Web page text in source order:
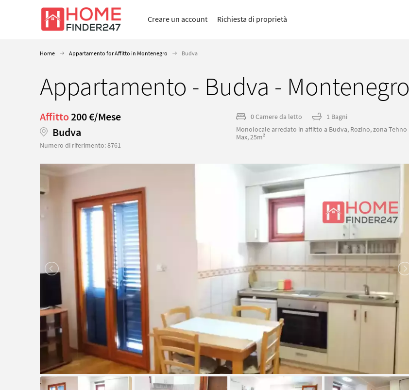
Creare un account Richiesta di proprietà
Home Appartamento for Affitto in Montenegro Budva
Appartamento - Budva - Montenegro
Affitto200 €/Mese
Budva
Numero di riferimento: 8761
0 Camere da letto
1 Bagni
Monolocale arredato in affitto a Budva, Rozino, zona Tehno
Max, 25m²